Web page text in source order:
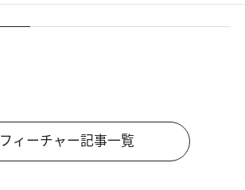
フィーチャー記事一覧